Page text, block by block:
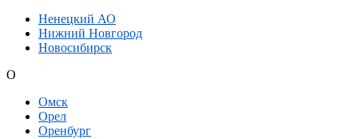
Ненецкий АО
Нижний Новгород
Новосибирск
О
Омск
Орел
Оренбург